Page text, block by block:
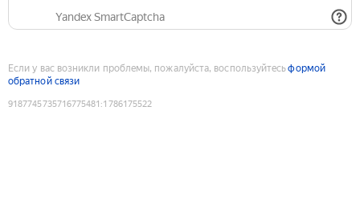
Yandex SmartCaptcha
Если у вас возникли проблемы, пожалуйста, воспользуйтесьформой
обратной связи
9187745735716775481 :1786175522